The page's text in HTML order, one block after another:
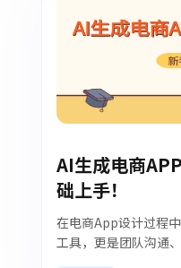
AI生成电商
础上手！
在电商App设计过程
工具，更是团队沟通